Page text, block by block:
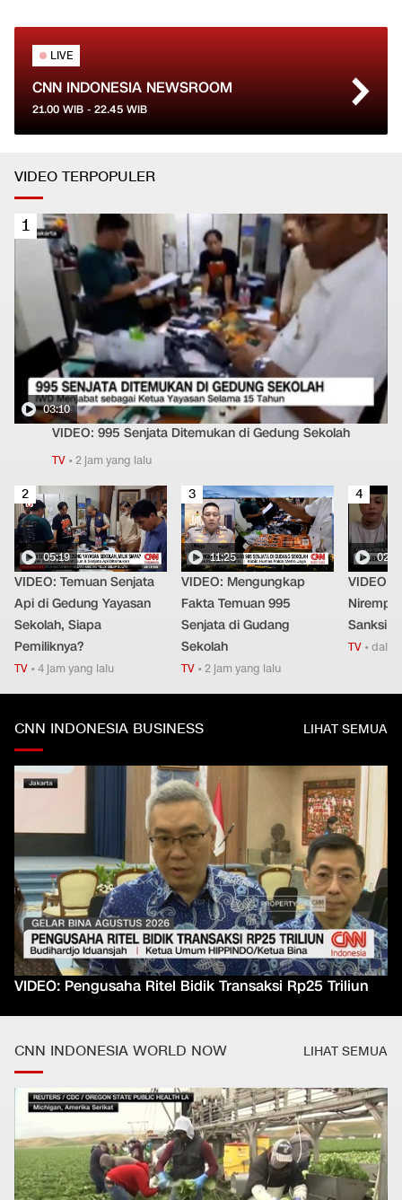
LIVE
CNN INDONESIA NEWSROOM
21.00 WIB - 22.45 WIB
VIDEO TERPOPULER
1
03:10
VIDEO: 995 Senjata Ditemukan di Gedung Sekolah
TV •2 jam yang lalu
2
05:19
VIDEO: Temuan Senjata
Api di Gedung Yayasan
Sekolah, Siapa
Pemiliknya?
TV •4 jam yang lalu
3
11:25
VIDEO: Mengungkap
Fakta Temuan 995
Senjata di Gudang
Sekolah
TV •2 jam yang lalu
4
VIDEO:
Sanksi
TV •
CNN INDONESIA BUSINESS LIHAT SEMUA
VIDEO: Pengusaha Ritel Bidik Transaksi Rp25 Triliun
CNN INDONESIA WORLD NOW LIHAT SEMUA